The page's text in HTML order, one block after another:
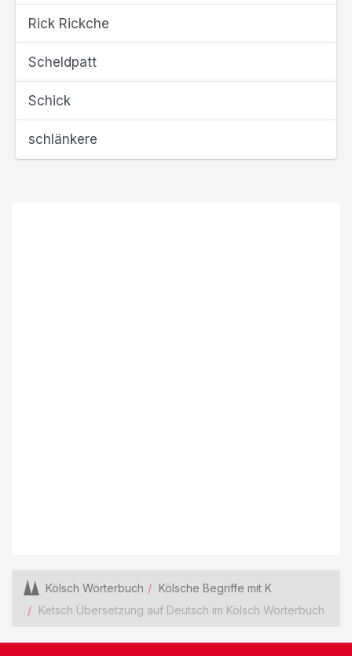
Rick Rickche
Scheldpatt
Schick
schlänkere
Kölsch Wörterbuch
Kölsche Begriffe mit K
Ketsch Übersetzung auf Deutsch im Kölsch Wörterbuch